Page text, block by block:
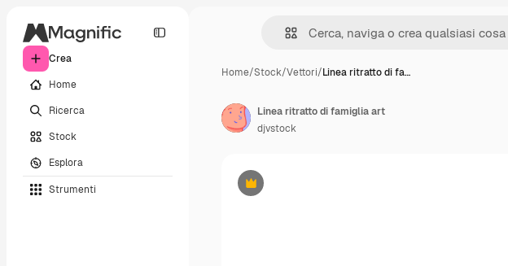
Crea
Home
Ricerca
Stock
Esplora
Strumenti
Home/Stock/Vettori/Linea ritratto di fa…
Premium
Linea ritratto di famiglia art
djvstock